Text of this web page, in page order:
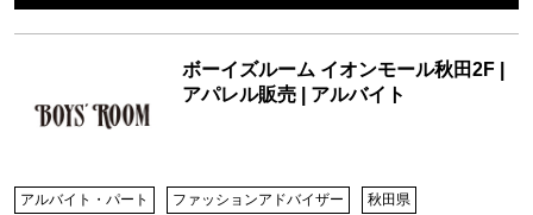
ボーイズルーム イオンモール秋田2F |
アパレル販売 | アルバイト
アルバイト・パート ファッションアドバイザー 秋田県